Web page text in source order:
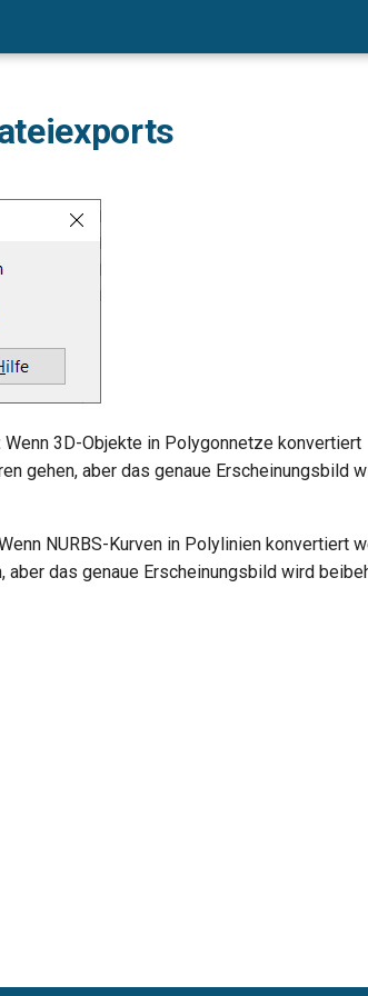
Wenn 3D-Objekte in Polygonnetze konvertiert
gehen, aber das genaue Erscheinungsbild
NURBS-Kurven in Polylinien konvertiert
aber das genaue Erscheinungsbild wird